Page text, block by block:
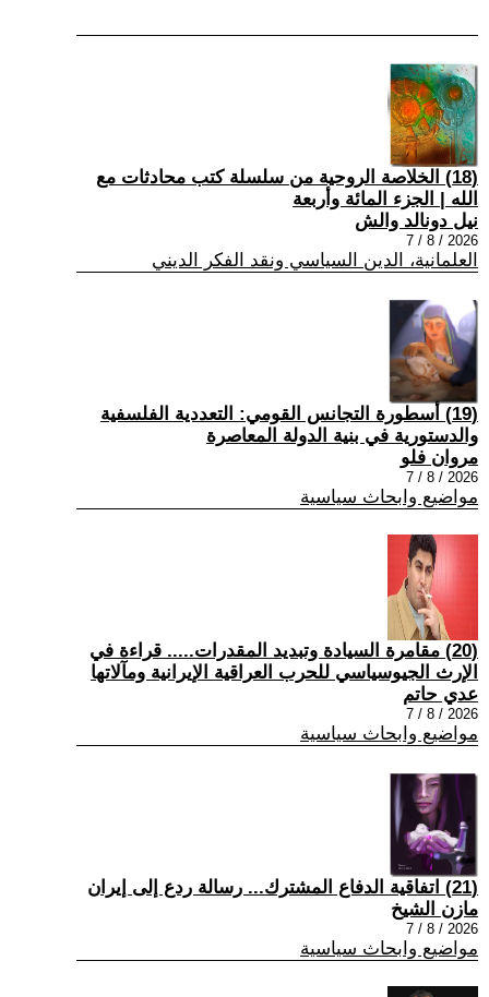
(18) الخلاصة الروحية من سلسلة كتب محادثات مع
الله | الجزء المائة وأربعة
نيل دونالد والش
2026 / 8 / 7
العلمانية، الدين السياسي ونقد الفكر الديني
(19) أسطورة التجانس القومي: التعددية الفلسفية
والدستورية في بنية الدولة المعاصرة
مروان فلو
2026 / 8 / 7
مواضيع وابحاث سياسية
(20) مقامرة السيادة وتبديد المقدرات..... قراءة في
الإرث الجيوسياسي للحرب العراقية الإيرانية ومآلاتها
عدي حاتم
2026 / 8 / 7
مواضيع وابحاث سياسية
(21) اتفاقية الدفاع المشترك... رسالة ردع إلى إيران
مازن الشيخ
2026 / 8 / 7
مواضيع وابحاث سياسية